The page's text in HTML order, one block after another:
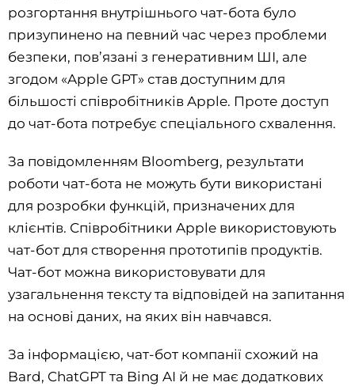
розгортання внутрішнього чат-бота було
призупинено на певний час через проблеми
безпеки, пов’язані з генеративним ШІ, але
згодом «Apple GPT» став доступним для
більшості співробітників Apple. Проте доступ
до чат-бота потребує спеціального схвалення.
За повідомленням Bloomberg, результати
роботи чат-бота не можуть бути використані
для розробки функцій, призначених для
клієнтів. Співробітники Apple використовують
чат-бот для створення прототипів продуктів.
Чат-бот можна використовувати для
узагальнення тексту та відповідей на запитання
на основі даних, на яких він навчався.
За інформацією, чат-бот компанії схожий на
Bard, ChatGPT та Bing AI й не має додаткових